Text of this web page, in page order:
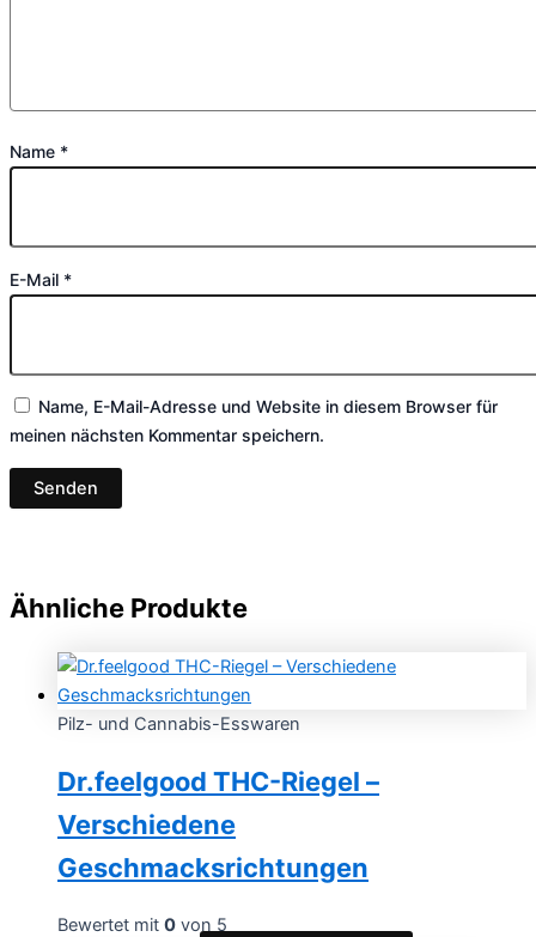
Name *
E-Mail *
Name, E-Mail-Adresse und Website in diesem Browser für
meinen nächsten Kommentar speichern.
Ähnliche Produkte
Pilz- und Cannabis-Esswaren
Dr.feelgood THC-Riegel –
Verschiedene
Geschmacksrichtungen
Bewertet mit 0 von 5